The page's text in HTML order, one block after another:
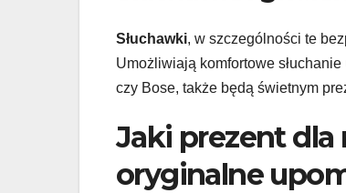
Słuchawki, w szczególności te
Umożliwiają komfortowe
czy Bose, także będą świetnym
Jaki prezent
oryginalne